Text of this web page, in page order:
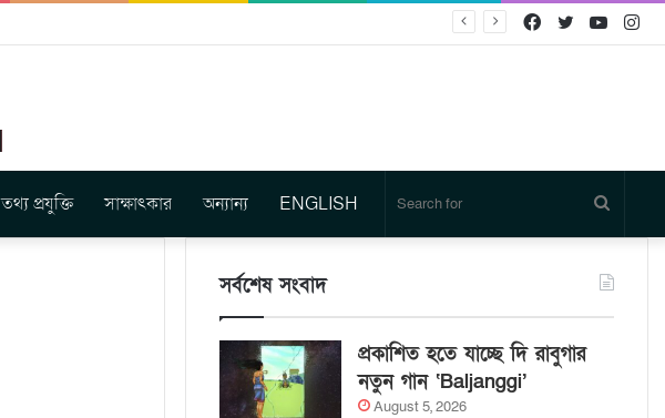
Twitter
Facebook
তথ্য প্রযুক্তি সাক্ষাৎকার অন্যান্য ENGLISH
for
সর্বশেষ সংবাদ
প্রকাশিত হতে যাচ্ছে দি রাবুগার
নতুন গান ‘Baljanggi’
August 5, 2026